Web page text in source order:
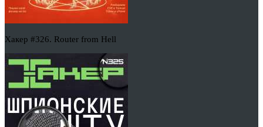
Хакер #326. Router from Hell